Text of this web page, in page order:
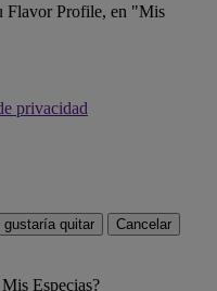
Flavor Profile, en "Mis
privacidad
gustaría quitar
Cancelar
Especias?